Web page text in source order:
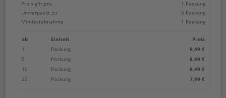
Preis gilt pro
1 Packung
Umverpackt zu
5 Packung
Mindestabnahme
1 Packung
ab Einheit
Preis
1
Packung
9,49 €
5
Packung
8,99 €
10
Packung
8,49 €
20
Packung 7,99 €